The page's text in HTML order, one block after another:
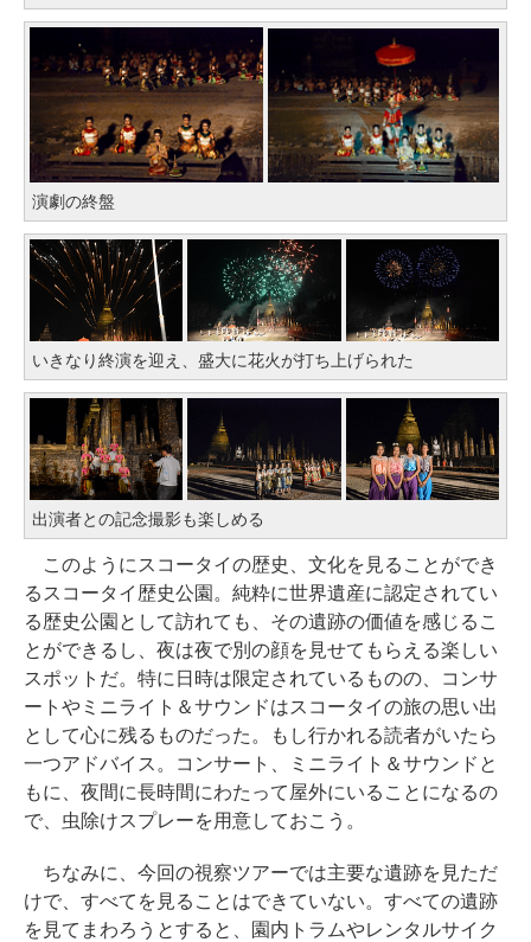
演劇の終盤
いきなり終演を迎え、盛大に花火が打ち上げられた
出演者との記念撮影も楽しめる
このようにスコータイの歴史、文化を見ることができ
るスコータイ歴史公園。純粋に世界遺産に認定されてい
る歴史公園として訪れても、その遺跡の価値を感じるこ
とができるし、夜は夜で別の顔を見せてもらえる楽しい
スポットだ。特に日時は限定されているものの、コンサ
ートやミニライト＆サウンドはスコータイの旅の思い出
として心に残るものだった。もし行かれる読者がいたら
一つアドバイス。コンサート、ミニライト＆サウンドと
もに、夜間に長時間にわたって屋外にいることになるの
で、虫除けスプレーを用意しておこう。
ちなみに、今回の視察ツアーでは主要な遺跡を見ただ
けで、すべてを見ることはできていない。すべての遺跡
を見てまわろうとすると、園内トラムやレンタルサイク